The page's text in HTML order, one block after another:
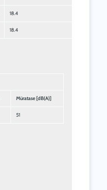
18.4
18.4
Müratase [dB(A)]
51